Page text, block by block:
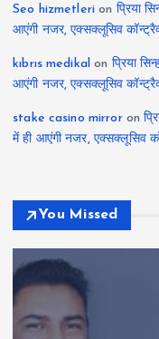
Seo hizmetleri on प्रिया
आएंगी नजर, एक्सक्लूसिव
kıbrıs medikal on प्रिया
आएंगी नजर, एक्सक्लूसिव
stake casino mirroron
में ही आएंगी नजर, एक्सक्लूसिव
You Missed